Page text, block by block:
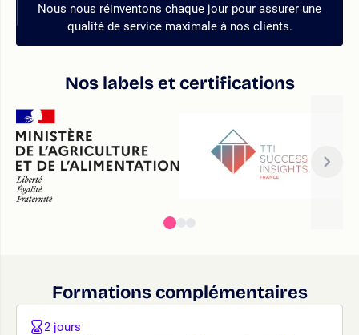
Nous nous réinventons chaque jour pour assurer une
qualité de service maximale à nos clients.
Nos labels et certifications
Formations complémentaires
2 jours